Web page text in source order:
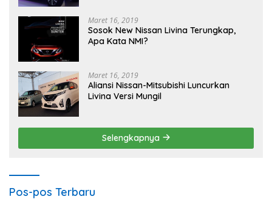
Maret 16, 2019
Sosok New Nissan Livina Terungkap,
Apa Kata NMI?
Maret 16, 2019
Aliansi Nissan-Mitsubishi Luncurkan
Livina Versi Mungil
Selengkapnya
Pos-pos Terbaru